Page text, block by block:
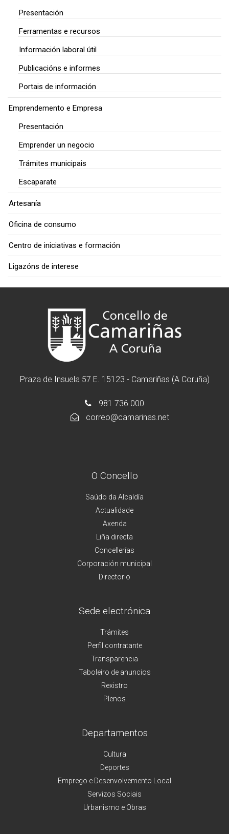
Presentación
Ferramentas e recursos
Información laboral útil
Publicacións e informes
Portais de información
Emprendemento e Empresa
Presentación
Emprender un negocio
Trámites municipais
Escaparate
Artesanía
Oficina de consumo
Centro de iniciativas e formación
Ligazóns de interese
Praza de Insuela 57 E. 15123 - Camariñas (A Coruña)
981 736 000
correo@camarinas.net
O Concello
Saúdo da Alcaldía
Actualidade
Axenda
Liña directa
Concellerías
Corporación municipal
Directorio
Sede electrónica
Trámites
Perfil contratante
Transparencia
Taboleiro de anuncios
Rexistro
Plenos
Departamentos
Cultura
Deportes
Emprego e Desenvolvemento Local
Servizos Sociais
Urbanismo e Obras